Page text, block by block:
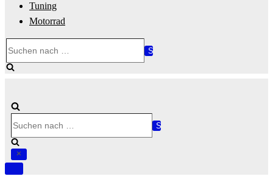
Tuning
Motorrad
nach …
nach …
Navigation